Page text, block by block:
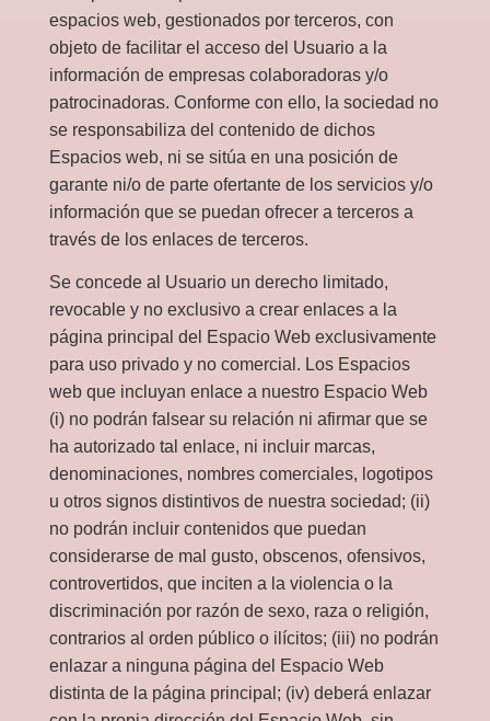
espacios web, gestionados por terceros, con
objeto de facilitar el acceso del Usuario a la
información de empresas colaboradoras y/o
patrocinadoras. Conforme con ello, la sociedad no
se responsabiliza del contenido de dichos
Espacios web, ni se sitúa en una posición de
garante ni/o de parte ofertante de los servicios y/o
información que se puedan ofrecer a terceros a
través de los enlaces de terceros.
Se concede al Usuario un derecho limitado,
revocable y no exclusivo a crear enlaces a la
página principal del Espacio Web exclusivamente
para uso privado y no comercial. Los Espacios
web que incluyan enlace a nuestro Espacio Web
(i) no podrán falsear su relación ni afirmar que se
ha autorizado tal enlace, ni incluir marcas,
denominaciones, nombres comerciales, logotipos
u otros signos distintivos de nuestra sociedad; (ii)
no podrán incluir contenidos que puedan
considerarse de mal gusto, obscenos, ofensivos,
controvertidos, que inciten a la violencia o la
discriminación por razón de sexo, raza o religión,
contrarios al orden público o ilícitos; (iii) no podrán
enlazar a ninguna página del Espacio Web
distinta de la página principal; (iv) deberá enlazar